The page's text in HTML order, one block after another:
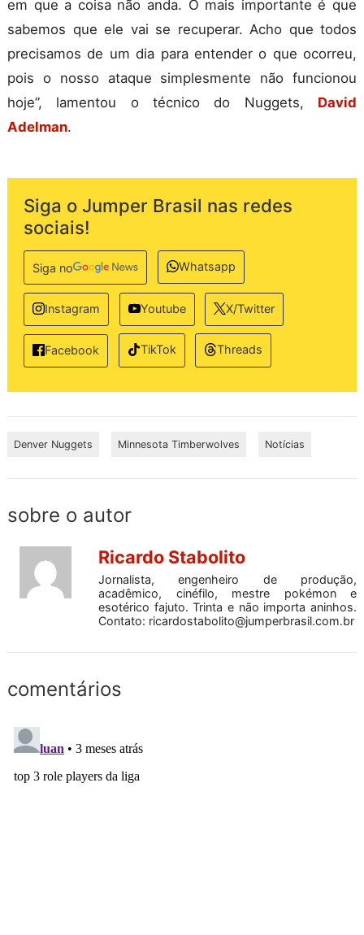
em que a coisa não anda. O mais importante é que
sabemos que ele vai se recuperar. Acho que todos
precisamos de um dia para entender o que ocorreu,
pois o nosso ataque simplesmente não funcionou
hoje”, lamentou o técnico do Nuggets, David
Adelman.
Siga o Jumper Brasil nas redes
sociais!
Siga no Whatsapp
Instagram Youtube X/Twitter
Facebook TikTok Threads
Denver Nuggets Minnesota Timberwolves Notícias
sobre o autor
Ricardo Stabolito
Jornalista, engenheiro de produção,
acadêmico, cinéfilo, mestre pokémon e
esotérico fajuto. Trinta e não importa aninhos.
Contato: ricardostabolito@jumperbrasil.com.br
comentários